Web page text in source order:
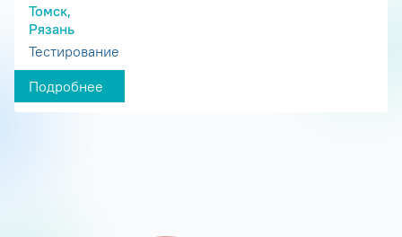
Томск,
Рязань
Тестирование
Подробнее